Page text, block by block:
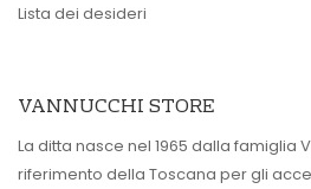
Lista dei desideri
VANNUCCHI STORE
La ditta nasce nel 1965 dalla famiglia
riferimento della Toscana per gli